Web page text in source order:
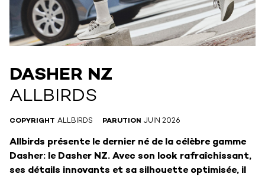
DASHER NZ
ALLBIRDS
COPYRIGHT ALLBIRDS PARUTION JUIN 2026
Allbirds présente le dernier né de la célèbre gamme
Dasher: le Dasher NZ. Avec son look rafraîchissant,
ses détails innovants et sa silhouette optimisée, il